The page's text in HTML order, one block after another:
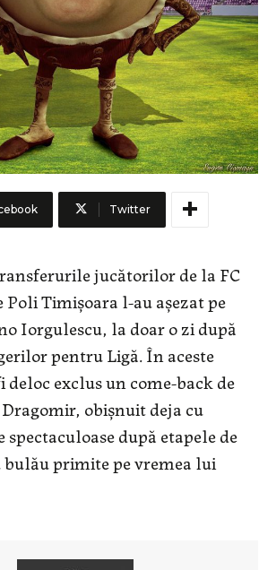
Twitter
jucătorilor de la FC
Timişoara l-au aşezat pe
Iorgulescu, la doar o zi după
pentru Ligă. În aceste
exclus un come-back de
obişnuit deja cu
după etapele de
bulău primite pe vremea lui